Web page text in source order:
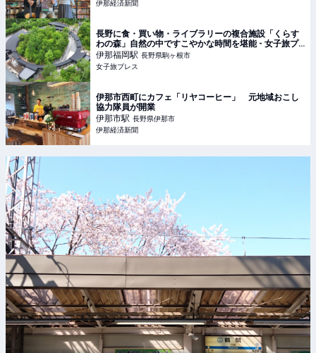
伊那経済新聞
長野に食・買い物・ライブラリーの複合施設「くらす
わの森」自然の中ですこやかな時間を堪能 - 女子旅プ
レス
伊那福岡駅 長野県駒ヶ根市
女子旅プレス
伊那市西町にカフェ「リヤコーヒー」 元地域おこし
協力隊員が開業
伊那市駅 長野県伊那市
伊那経済新聞